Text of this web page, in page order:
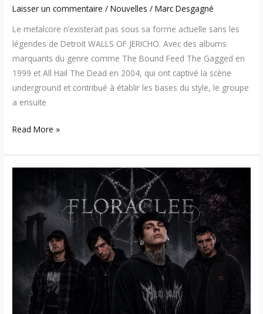
Laisser un commentaire /Nouvelles /Marc Desgagné
Le metalcore n’existerait pas sous sa forme actuelle sans les
légendes de Detroit WALLS OF JERICHO. Avec des albums
marquants du genre comme The Bound Feed The Gagged en
1999 et All Hail The Dead en 2004, qui ont captivé la scène
underground et contribué à établir les bases du style, le groupe
a ensuite
Read More »
combats
Heaven
après